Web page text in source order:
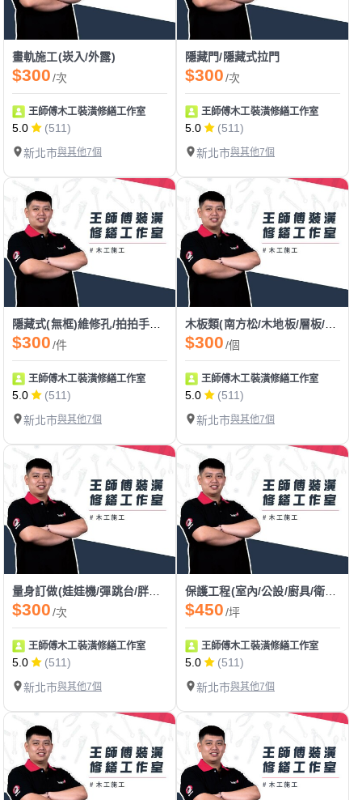
畫軌施工(崁入/外露)
$300/次
王師傅木工裝潢修繕工作室
5.0
(511)
新北市與其他7個
隱藏門/隱藏式拉門
$300/次
王師傅木工裝潢修繕工作室
5.0
(511)
新北市與其他7個
$300/件
王師傅木工裝潢修繕工作室
5.0
(511)
新北市與其他7個
$300/個
王師傅木工裝潢修繕工作室
5.0
(511)
新北市與其他7個
$300/次
王師傅木工裝潢修繕工作室
5.0
(511)
新北市與其他7個
$450/坪
王師傅木工裝潢修繕工作室
5.0
(511)
新北市與其他7個